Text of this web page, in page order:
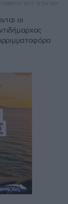
2017, 12:54 ΜΜ
οι